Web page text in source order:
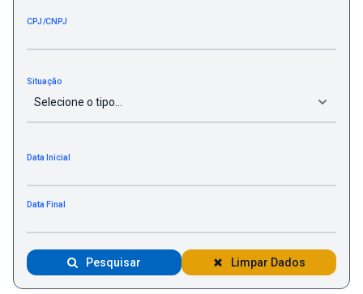
CPJ/CNPJ
Situação
Data Inicial
Data Final
Pesquisar Limpar Dados